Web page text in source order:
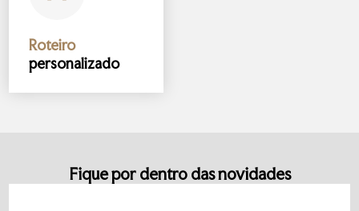
Roteiro
personalizado
Fique por dentro das novidades